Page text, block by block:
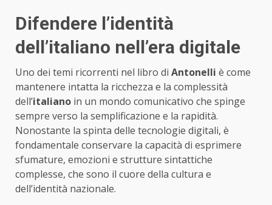
Difendere l’identità
dell’italiano nell’era digitale
Uno dei temi ricorrenti nel libro di Antonelli è come
mantenere intatta la ricchezza e la complessità
dell’italiano in un mondo comunicativo che spinge
sempre verso la semplificazione e la rapidità.
Nonostante la spinta delle tecnologie digitali, è
fondamentale conservare la capacità di esprimere
sfumature, emozioni e strutture sintattiche
complesse, che sono il cuore della cultura e
dell’identità nazionale.